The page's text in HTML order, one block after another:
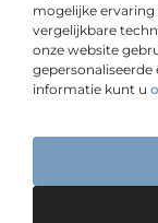
mogelijke ervaring
vergelijkbare
onze website
informatie kunt u
Onze
@2025